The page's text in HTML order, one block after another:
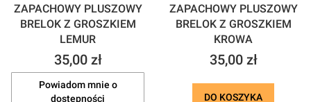
ZAPACHOWY PLUSZOWY
BRELOK Z GROSZKIEM
LEMUR
Cena
35,00 zł
Powiadom mnie o
dostępności
ZAPACHOWY PLUSZOWY
BRELOK Z GROSZKIEM
KROWA
Cena
35,00 zł
DO KOSZYKA